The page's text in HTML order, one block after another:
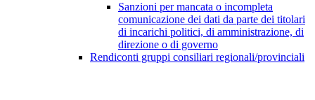
Sanzioni per mancata o incompleta
comunicazione dei dati da parte dei titolari
di incarichi politici, di amministrazione, di
direzione o di governo
Rendiconti gruppi consiliari regionali/provinciali